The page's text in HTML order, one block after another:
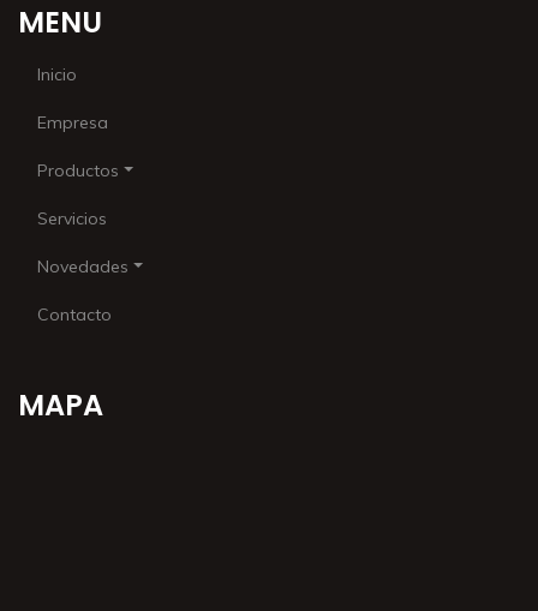
MENU
Inicio
Empresa
Productos
Servicios
Novedades
Contacto
MAPA